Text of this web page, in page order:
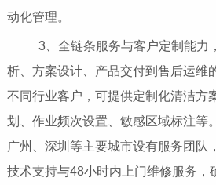
动化管理。
3、全链条服务与客户定制能力
析、方案设计、产品交付到售后运维
不同行业客户，可提供定制化清洁方
划、作业频次设置、敏感区域标注等
广州、深圳等主要城市设有服务团队
技术支持与48小时内上门维修服务，